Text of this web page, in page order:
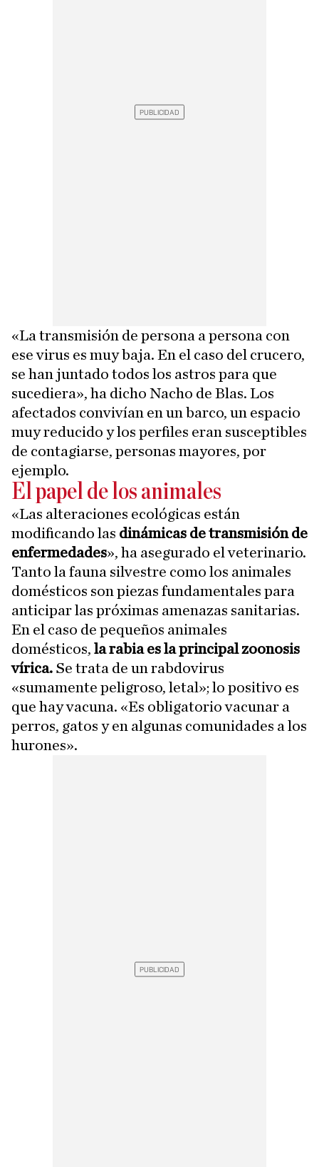
«La transmisión de persona a persona con
ese virus es muy baja. En el caso del crucero,
se han juntado todos los astros para que
sucediera», ha dicho Nacho de Blas. Los
afectados convivían en un barco, un espacio
muy reducido y los perfiles eran susceptibles
de contagiarse, personas mayores, por
ejemplo.
El papel de los animales
«Las alteraciones ecológicas están
modificando las dinámicas de transmisión de
enfermedades», ha asegurado el veterinario.
Tanto la fauna silvestre como los animales
domésticos son piezas fundamentales para
anticipar las próximas amenazas sanitarias.
En el caso de pequeños animales
domésticos, la rabia es la principal zoonosis
vírica. Se trata de un rabdovirus
«sumamente peligroso, letal»; lo positivo es
que hay vacuna. «Es obligatorio vacunar a
perros, gatos y en algunas comunidades a los
hurones».